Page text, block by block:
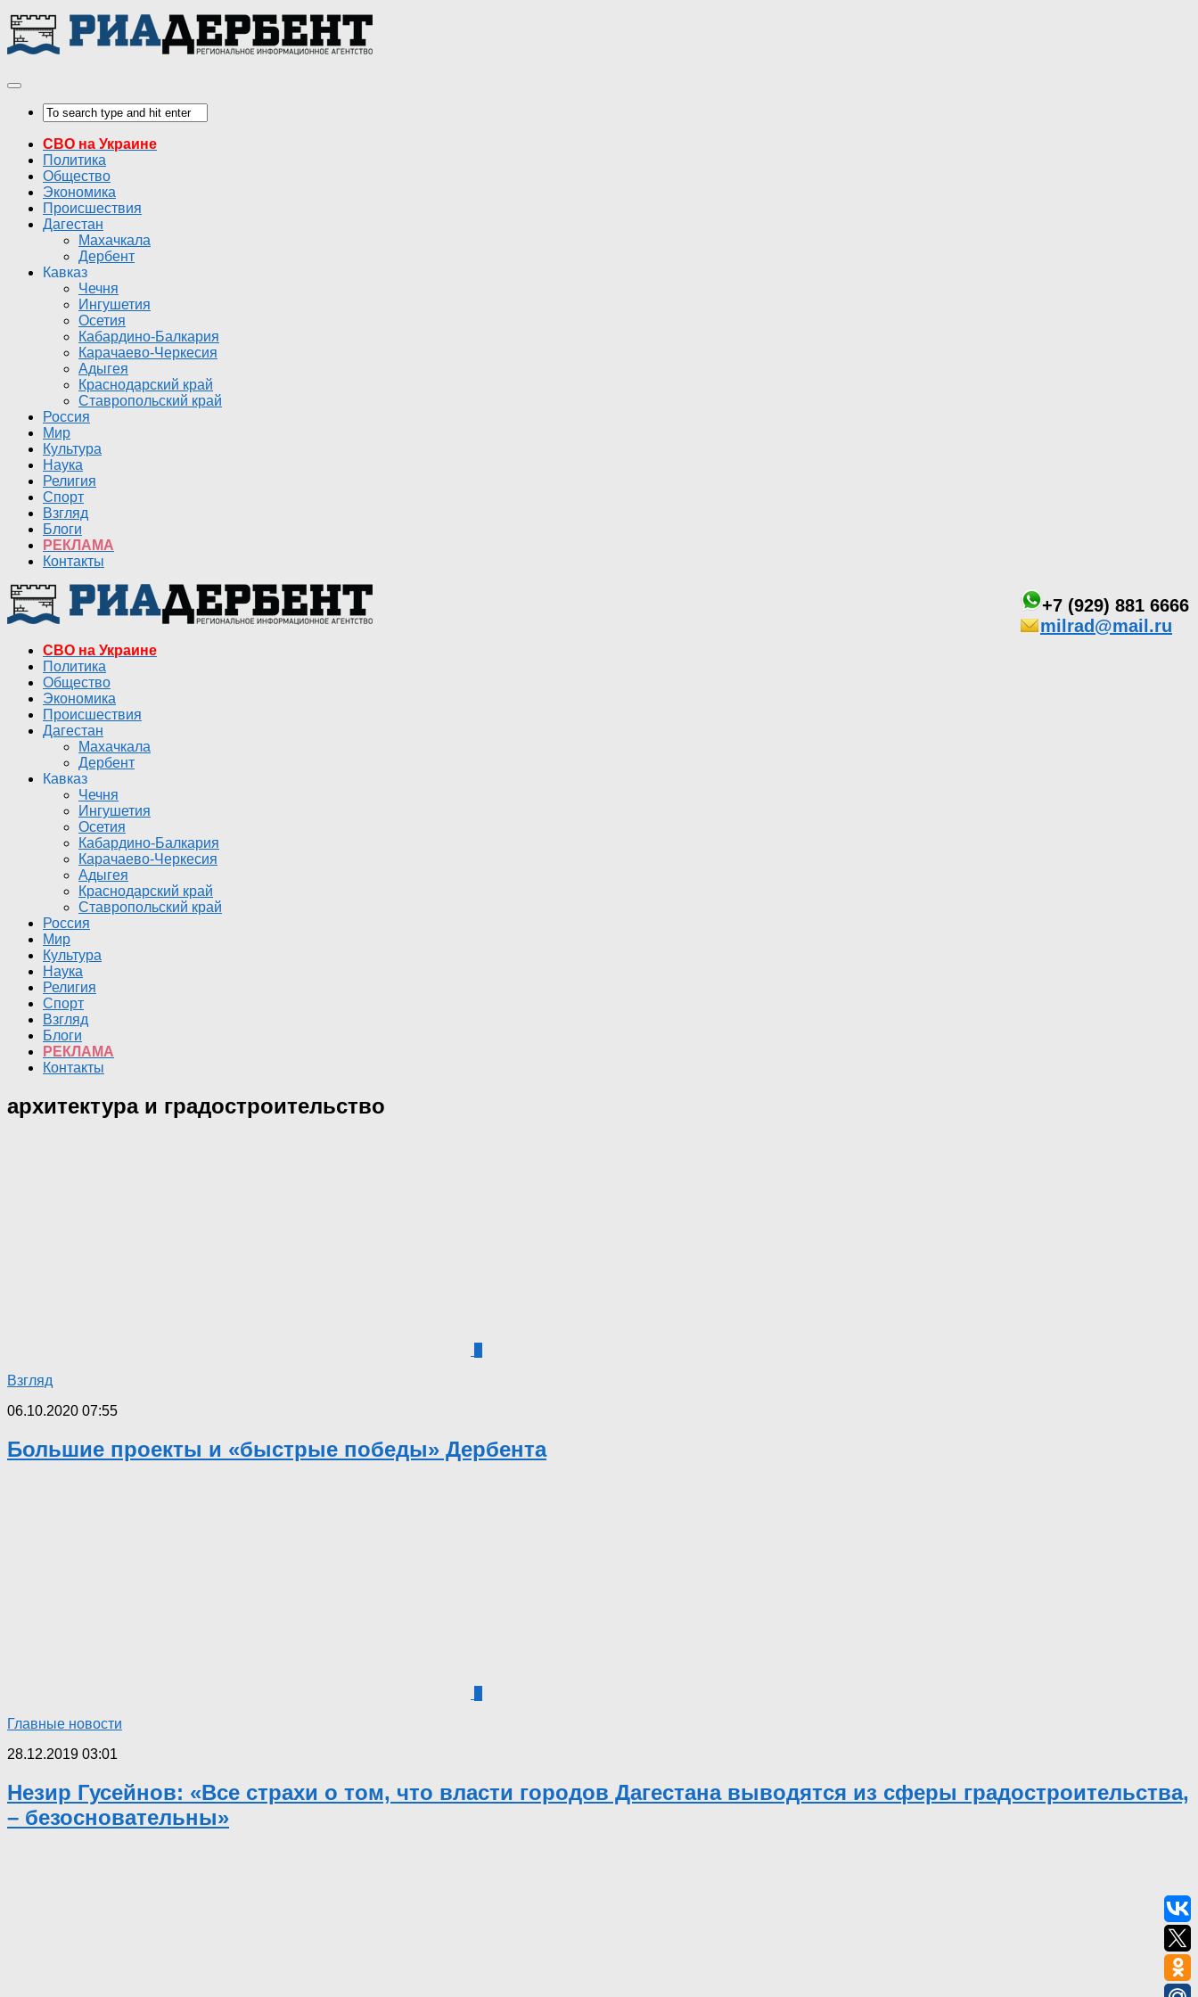
СВО на Украине
Политика
Общество
Экономика
Происшествия
Дагестан
Махачкала
Дербент
Кавказ
Чечня
Ингушетия
Осетия
Кабардино-Балкария
Карачаево-Черкесия
Адыгея
Краснодарский край
Ставропольский край
Россия
Мир
Культура
Наука
Религия
Спорт
Взгляд
Блоги
РЕКЛАМА
Контакты
+7 (929) 881 6666
milrad@mail.ru
СВО на Украине
Политика
Общество
Экономика
Происшествия
Дагестан
Махачкала
Дербент
Кавказ
Чечня
Ингушетия
Осетия
Кабардино-Балкария
Карачаево-Черкесия
Адыгея
Краснодарский край
Ставропольский край
Россия
Мир
Культура
Наука
Религия
Спорт
Взгляд
Блоги
РЕКЛАМА
Контакты
архитектура и градостроительство
Взгляд
06.10.2020 07:55
Большие проекты и «быстрые победы» Дербента
Главные новости
28.12.2019 03:01
Незир Гусейнов: «Все страхи о том, что власти городов Дагестана выводятся из сферы градостроительства,
– безосновательны»